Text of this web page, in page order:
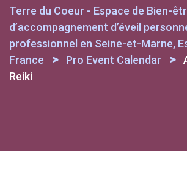
Terre du Coeur - Espace de Bien-
d’accompagnement d’éveil
professionnel en Seine-et-Marne,
France
> Pro Event Calendar >
Reiki